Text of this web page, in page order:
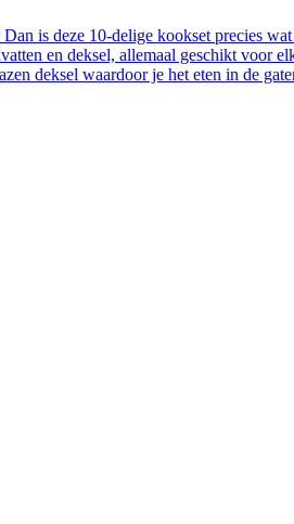
is deze 10-delige kookset precies
en deksel, allemaal geschikt voor
deksel waardoor je het eten in de